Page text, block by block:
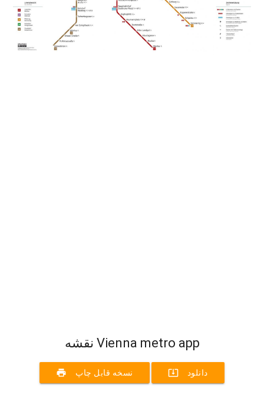
نقشه Vienna metro app
print نسخه قابل چاپ system_update_alt دانلود